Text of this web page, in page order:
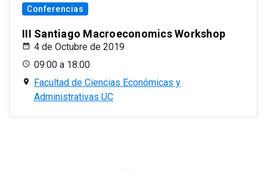
Conferencias
III Santiago Macroeconomics Workshop
4 de Octubre de 2019
09:00 a 18:00
Facultad de Ciencias Económicas y
Administrativas UC